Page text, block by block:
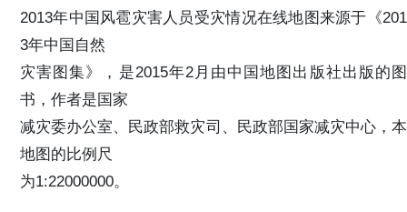
2013年中国风雹灾害人员受灾情况在线地图来源于《201
3年中国自然
灾害图集》，是2015年2月由中国地图出版社出版的图
书，作者是国家
减灾委办公室、民政部救灾司、民政部国家减灾中心，本
地图的比例尺
为1:22000000。